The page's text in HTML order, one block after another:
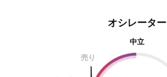
オシレーター
中立
売り